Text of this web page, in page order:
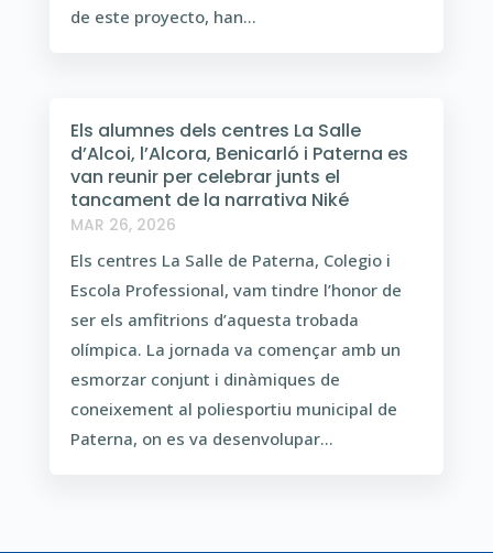
de este proyecto, han...
Els alumnes dels centres La Salle
d’Alcoi, l’Alcora, Benicarló i Paterna es
van reunir per celebrar junts el
tancament de la narrativa Niké
MAR 26, 2026
Els centres La Salle de Paterna, Colegio i
Escola Professional, vam tindre l’honor de
ser els amfitrions d’aquesta trobada
olímpica. La jornada va començar amb un
esmorzar conjunt i dinàmiques de
coneixement al poliesportiu municipal de
Paterna, on es va desenvolupar...